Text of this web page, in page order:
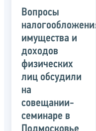
Вопросы
налогообложения
имущества и
доходов
физических
лиц обсудили
на
совещании-
семинаре в